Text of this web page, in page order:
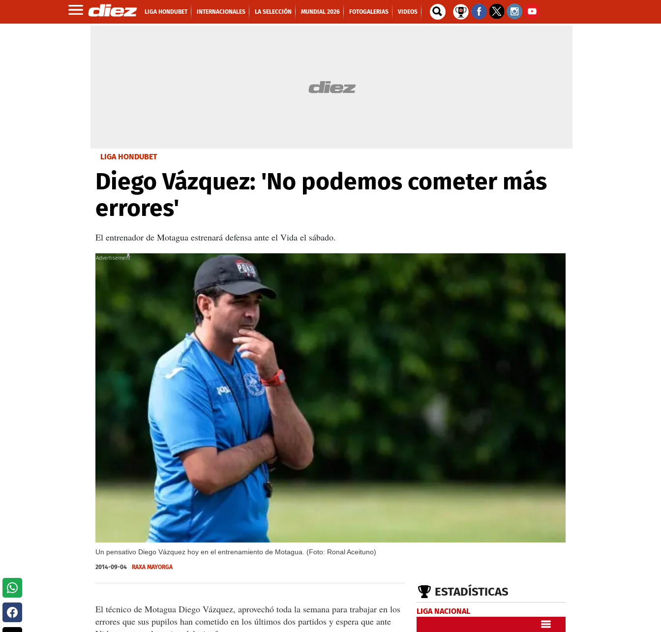
LIGA HONDUBET INTERNACIONALES LA SELECCIÓN MUNDIAL 2026 FOTOGALERIAS VIDEOS
LIGA HONDUBET
Diego Vázquez: 'No podemos cometer más
errores'
El entrenador de Motagua estrenará defensa ante el Vida el sábado.
Un pensativo Diego Vázquez hoy en el entrenamiento de Motagua. (Foto: Ronal Aceituno)
X
2014-09-04 RAXA MAYORGA
El técnico de Motagua Diego Vázquez, aprovechó toda la semana para trabajar en los
errores que sus pupilos han cometido en los últimos dos partidos y espera que ante
ESTADÍSTICAS
LIGA NACIONAL